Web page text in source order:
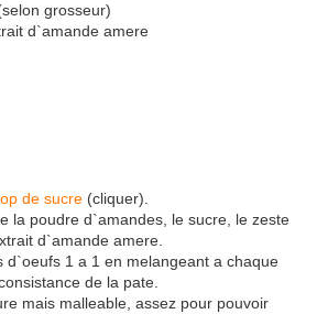
grosseur)
d`amande amere
de sucre (cliquer).
la poudre d`amandes, le sucre, le zeste
d`amande amere.
d`oeufs 1 a 1 en melangeant a chaque
de la pate.
mais malleable, assez pour pouvoir